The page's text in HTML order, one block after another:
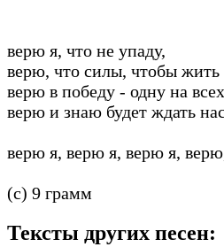
верю я, что не упаду,
верю, что силы, чтобы жить
верю в победу - одну на
верю и знаю будет ждать
верю я, верю я, верю я,
(c) 9 грамм
Тексты других песен: